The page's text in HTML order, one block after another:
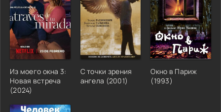
Из моего окна 3:
Новая встреча
(2024)
С точки зрения
ангела (2001)
Окно в Париж
(1993)